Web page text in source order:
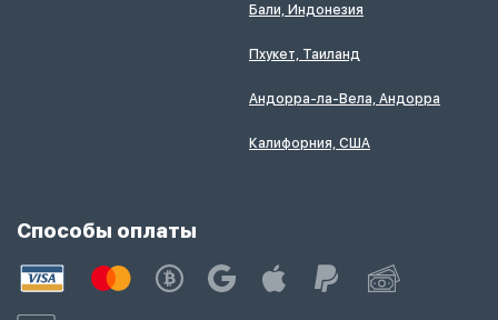
Бали, Индонезия
Пхукет, Таиланд
Андорра-ла-Вела, Андорра
Калифорния, США
Способы оплаты